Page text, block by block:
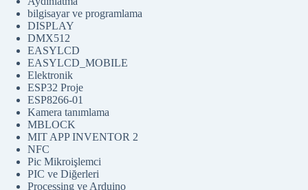
bilgisayar ve programlama
DISPLAY
DMX512
EASYLCD
EASYLCD_MOBILE
Elektronik
ESP32 Proje
ESP8266-01
Kamera tanımlama
MBLOCK
MIT APP INVENTOR 2
NFC
Pic Mikroişlemci
PIC ve Diğerleri
Processing ve Arduino